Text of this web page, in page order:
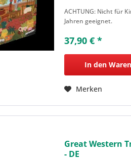
eigenen Bestand
Sukkulenten zum
ACHTUNG: Nicht für
Jahren geeignet.
37,90 € *
In den
Merken
Great Western
- DE